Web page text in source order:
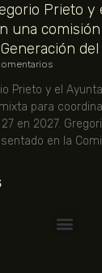
Prieto
una
del
Prieto y el
para
en 2027.
en la